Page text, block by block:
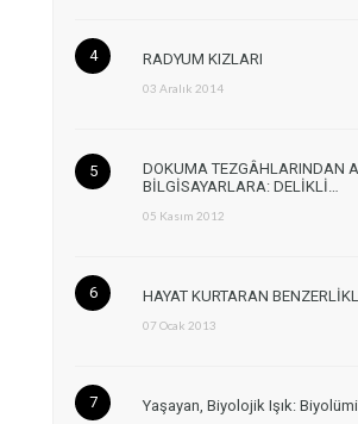
RADYUM KIZLARI
03 Aralık 2014
DOKUMA TEZGÂHLARINDAN
BİLGİSAYARLARA: DELİKLİ…
05 Kasım 2012
HAYAT KURTARAN
07 Ocak 2013
Yaşayan, Biyolojik Işık: